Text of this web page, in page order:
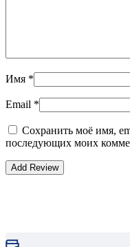
Имя *
Email *
Сохранить моё имя,
последующих моих